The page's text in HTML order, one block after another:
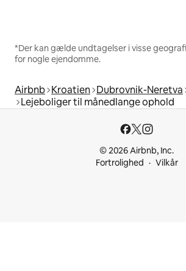
*Der kan gælde undtagelser i visse
for nogle ejendomme.
Airbnb Kroatien Dubrovnik-Neretva
Lejeboliger til månedlange ophold
© 2026 Airbnb, Inc.
Fortrolighed
Vilkår